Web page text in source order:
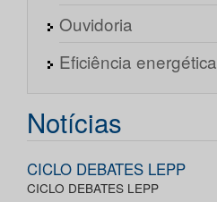
Ouvidoria
Eficiência energética
Notícias
CICLO DEBATES LEPP
CICLO DEBATES LEPP